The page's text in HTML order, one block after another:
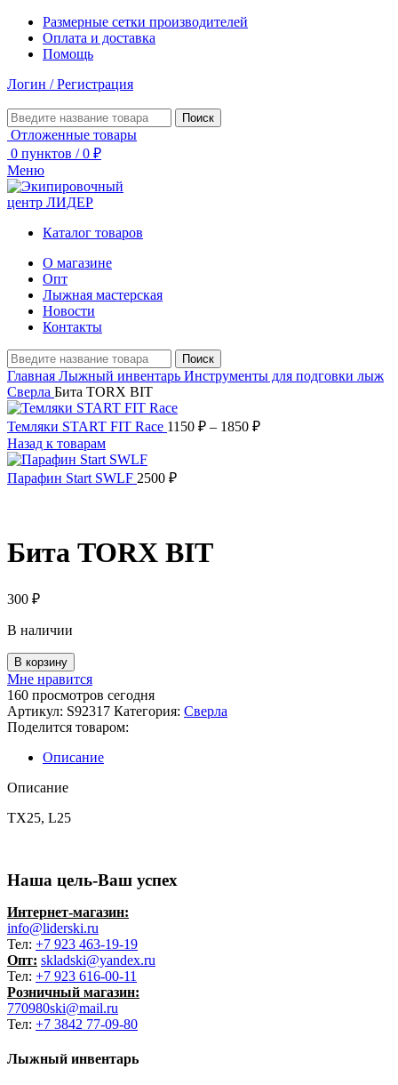
Размерные сетки производителей
Оплата и доставка
Помощь
Логин / Регистрация
Поиск
Отложенные товары
0 пунктов / 0 ₽
Меню
Каталог товаров
О магазине
Опт
Лыжная мастерская
Новости
Контакты
Поиск
Главная Лыжный инвентарь Инструменты для подговки лыж
Сверла Бита TORX BIT
Темляки START FIT Race 1150 ₽ – 1850 ₽Диапазон
Назад к товарам
Парафин Start SWLF 2500 ₽
Бита TORX BIT
300 ₽
В наличии
В корзину
Мне нравится
160 просмотров сегодня
Артикул: S92317 Категория: Сверла
Поделится товаром:
Описание
Описание
TX25, L25
Наша цель-Ваш успех
Интернет-магазин:
info@liderski.ru
Тел: +7 923 463-19-19
Опт: skladski@yandex.ru
Тел: +7 923 616-00-11
Розничный магазин:
770980ski@mail.ru
Тел: +7 3842 77-09-80
Лыжный инвентарь